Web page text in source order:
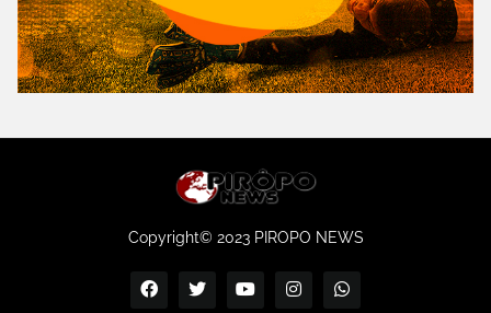
Copyright© 2023 PIROPO NEWS